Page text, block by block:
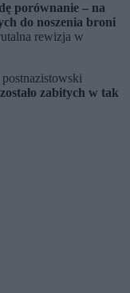
porównanie – na
do noszenia broni
rewizja w
zabitych w tak